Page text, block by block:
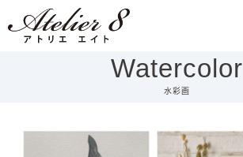
Watercolor
水彩画